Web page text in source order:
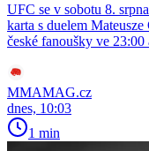
UFC se v sobotu 8.
karta s duelem
české fanoušky ve
MMAMAG.cz
dnes, 10:03
1 min